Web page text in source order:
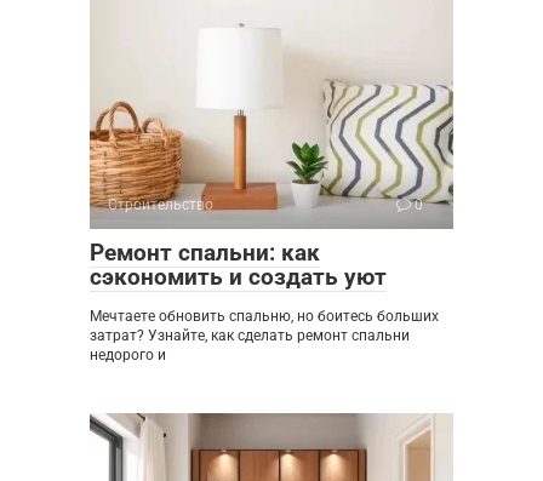
Строительство 0
Ремонт спальни: как
сэкономить и создать уют
Мечтаете обновить спальню, но боитесь больших
затрат? Узнайте, как сделать ремонт спальни
недорого и